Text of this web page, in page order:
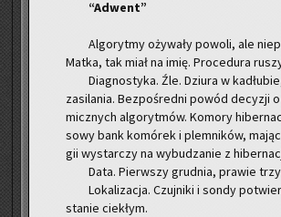
“Ad­went”
Al­go­ryt­my oży­wa­ły po­wo­li, ale
Matka, tak miał na imię. Pro­ce­du­ra
Dia­gno­sty­ka. Źle. Dziu­ra w
za­si­la­nia. Bez­po­śred­ni powód de­cy­zji
micz­nych al­go­ryt­mów. Ko­mo­ry
so­wy bank ko­mó­rek i plem­ni­ków,
gii wy­star­czy na wy­bu­dza­nie z
Data. Pierw­szy grud­nia, pra­wie
Lo­ka­li­za­cja. Czuj­ni­ki i sondy
sta­nie cie­kłym.